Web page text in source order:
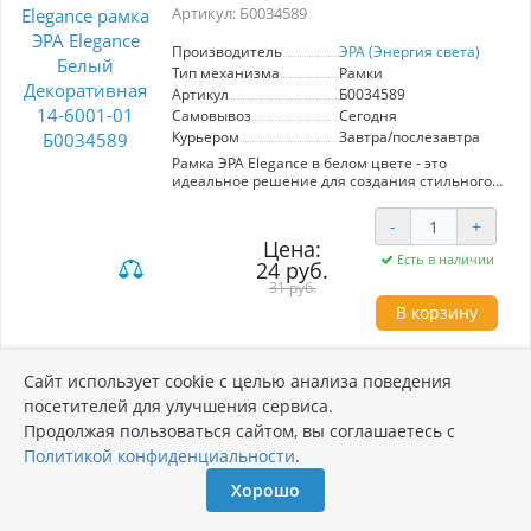
универсальной. Рамка ЭРА — это отличный
каждой детали.
Артикул: Б0034589
Производитель
ЭРА (Энергия света)
Тип механизма
Рамки
Артикул
Б0034589
Самовывоз
Сегодня
Курьером
Завтра/послезавтра
Рамка ЭРА Elegance в белом цвете - это
идеальное решение для создания стильного
элегантный дизайн и высокое качество
исполнения, что делает её универсальной для
любых помещений. Изготовленная из
прочного материала, рамка обеспечивает
надежную эксплуатацию и легкость в
установке. Её лаконичный вид позволяет
seamlessly интегрироваться в различные
удобный доступ к электроустановочным
изделиям, сохраняя при этом эстетическую
привлекательность. Выбор ЭРА - это не только
стиль, но и функциональность, которая
пространства.
Цена:
24 руб.
31 руб.
- +
Есть в наличии
В корзину
рамка ЭРА Elegance Алюминий
Декоративная 14-6001-03 Б0034591
Артикул: Б0034591
Производитель
Тип механизма
Сайт использует cookie с целью анализа поведения
посетителей для улучшения сервиса.
Продолжая пользоваться сайтом, вы соглашаетесь с
Политикой конфиденциальности.
Хорошо